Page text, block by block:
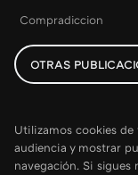
Compradiccion
OTRAS
Utilizamos cookies de
audiencia y mostrar
navegación. Si sigues